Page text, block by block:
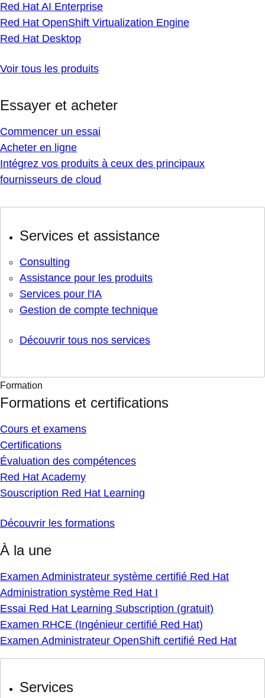
Red Hat AI Enterprise
Red Hat OpenShift Virtualization Engine
Red Hat Desktop
Voir tous les produits
Essayer et acheter
Commencer un essai
Acheter en ligne
Intégrez vos produits à ceux des principaux
fournisseurs de cloud
Services et assistance
Consulting
Assistance pour les produits
Services pour l'IA
Gestion de compte technique
Découvrir tous nos services
Formation
Formations et certifications
Cours et examens
Certifications
Évaluation des compétences
Red Hat Academy
Souscription Red Hat Learning
Découvrir les formations
À la une
Examen Administrateur système certifié Red Hat
Administration système Red Hat I
Essai Red Hat Learning Subscription (gratuit)
Examen RHCE (Ingénieur certifié Red Hat)
Examen Administrateur OpenShift certifié Red Hat
Services